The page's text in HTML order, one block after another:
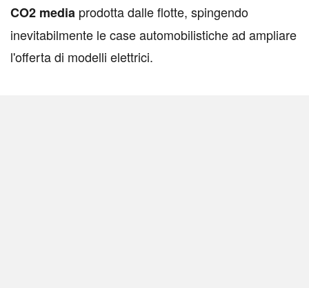
CO2 media prodotta dalle flotte, spingendo
inevitabilmente le case automobilistiche ad ampliare
l'offerta di modelli elettrici.